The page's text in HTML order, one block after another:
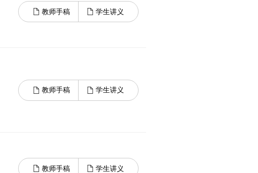
教师手稿 学生讲义
教师手稿 学生讲义
教师手稿 学生讲义